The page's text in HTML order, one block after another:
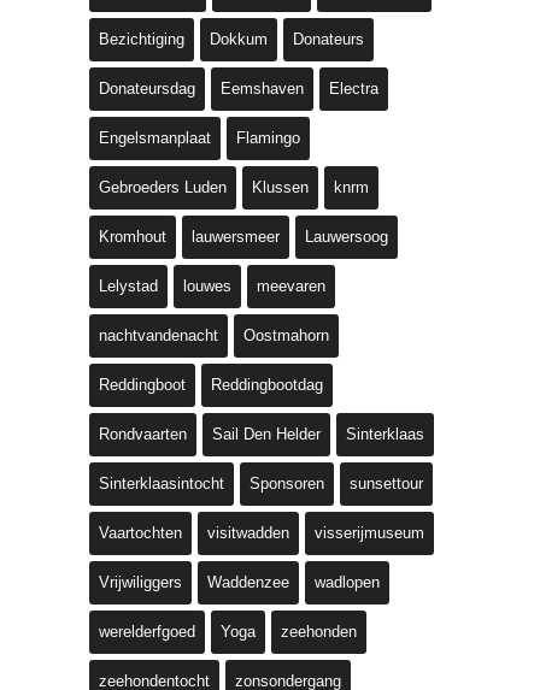
Bezichtiging Dokkum Donateurs
Donateursdag Eemshaven Electra
Engelsmanplaat Flamingo
Gebroeders Luden Klussen knrm
Kromhout lauwersmeer Lauwersoog
Lelystad louwes meevaren
nachtvandenacht Oostmahorn
Reddingboot Reddingbootdag
Rondvaarten Sail Den Helder Sinterklaas
Sinterklaasintocht Sponsoren sunsettour
Vaartochten visitwadden visserijmuseum
Vrijwiliggers Waddenzee wadlopen
werelderfgoed Yoga zeehonden
zeehondentocht zonsondergang